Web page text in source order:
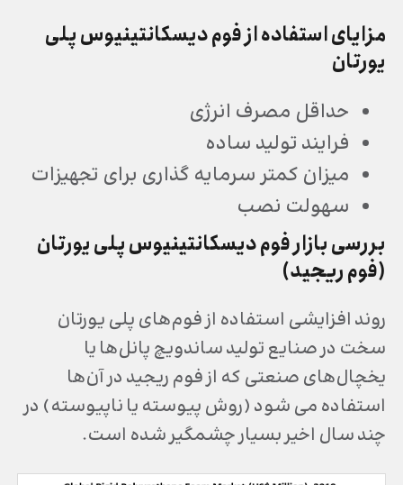
مزایای استفاده از فومدیسکانتینیوسپلی
یورتان
حداقل مصرف انرژی
فرایند تولید ساده
میزان کمتر سرمایه گذاری برای تجهیزات
سهولت نصب
بررسی بازار فوم‌ دیسکانتینیوس پلی یورتان
(فوم ریجید)
روند افزایشی استفاده از فوم‌های پلی یورتان
سخت در صنایع تولید ساندویچ پانل‌ها یا
یخچال‌های صنعتی که از فوم ریجید در آن‌ها
استفاده می شود (روش پیوسته یا ناپیوسته) در
چند سال اخیر بسیار چشمگیر شده است.